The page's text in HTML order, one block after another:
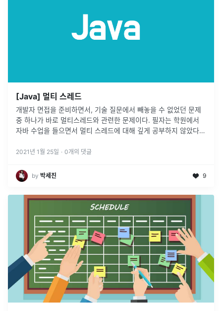
[Java] 멀티 스레드
개발자 면접을 준비하면서, 기술 질문에서 빼놓을 수 없었던 문제
중 하나가 바로 멀티스레드와 관련한 문제이다. 필자는 학원에서
자바 수업을 들으면서 멀티 스레드에 대해 깊게 공부하지 않았다는
있지...
2021년 1월 25일 · 0개의 댓글
by 박세진 9